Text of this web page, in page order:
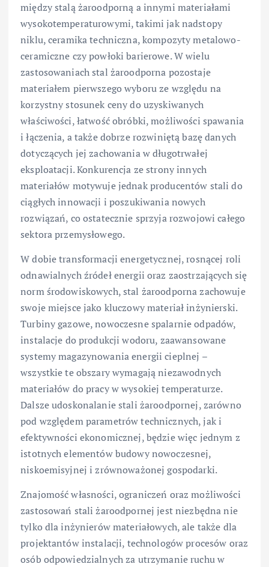
między stalą żaroodporną a innymi materiałami
wysokotemperaturowymi, takimi jak nadstopy
niklu, ceramika techniczna, kompozyty metalowo-
ceramiczne czy powłoki barierowe. W wielu
zastosowaniach stal żaroodporna pozostaje
materiałem pierwszego wyboru ze względu na
korzystny stosunek ceny do uzyskiwanych
właściwości, łatwość obróbki, możliwości spawania
i łączenia, a także dobrze rozwiniętą bazę danych
dotyczących jej zachowania w długotrwałej
eksploatacji. Konkurencja ze strony innych
materiałów motywuje jednak producentów stali do
ciągłych innowacji i poszukiwania nowych
rozwiązań, co ostatecznie sprzyja rozwojowi całego
sektora przemysłowego.
W dobie transformacji energetycznej, rosnącej roli
odnawialnych źródeł energii oraz zaostrzających się
norm środowiskowych, stal żaroodporna zachowuje
swoje miejsce jako kluczowy materiał inżynierski.
Turbiny gazowe, nowoczesne spalarnie odpadów,
instalacje do produkcji wodoru, zaawansowane
systemy magazynowania energii cieplnej –
wszystkie te obszary wymagają niezawodnych
materiałów do pracy w wysokiej temperaturze.
Dalsze udoskonalanie stali żaroodpornej, zarówno
pod względem parametrów technicznych, jak i
efektywności ekonomicznej, będzie więc jednym z
istotnych elementów budowy nowoczesnej,
niskoemisyjnej i zrównoważonej gospodarki.
Znajomość własności, ograniczeń oraz możliwości
zastosowań stali żaroodpornej jest niezbędna nie
tylko dla inżynierów materiałowych, ale także dla
projektantów instalacji, technologów procesów oraz
osób odpowiedzialnych za utrzymanie ruchu w